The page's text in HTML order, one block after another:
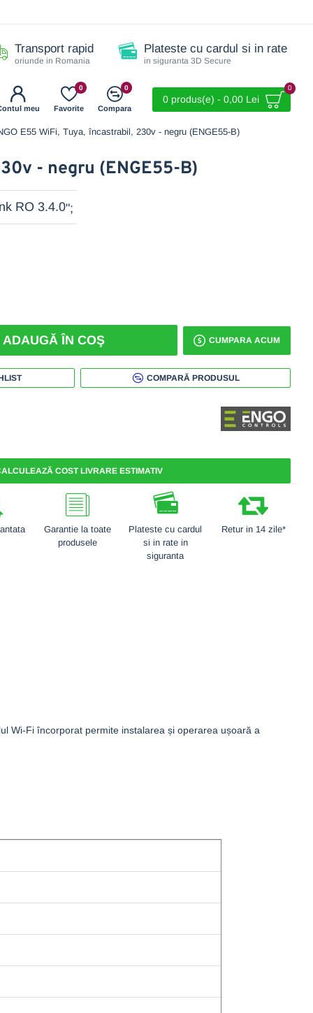
Transport rapid
oriunde in Romania
Plateste cu cardul si in rate
in siguranta 3D Secure
meu Favorite
0
Compara
0
0 produs(e) - 0,00 Lei
0
E55 WiFi, Tuya, încastrabil, 230v - negru (ENGE55-B)
- negru (ENGE55-B)
ADAUGĂ ÎN COŞ CUMPARA ACUM
COMPARĂ PRODUSUL
";
COST LIVRARE ESTIMATIV
Garantie la toate
produsele
Plateste cu cardul
si in rate in
siguranta
Retur in 14 zile*
Wi-Fi încorporat permite instalarea și operarea ușoară a